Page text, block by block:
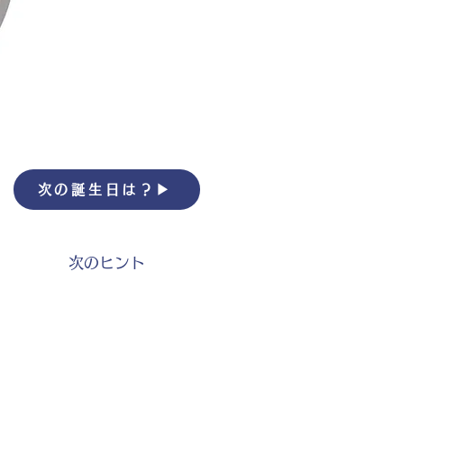
次の誕生日は？▶︎
次のヒント